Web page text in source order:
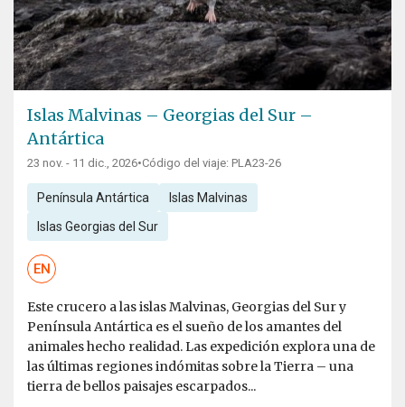
Islas Malvinas – Georgias del Sur –
Antártica
23 nov. - 11 dic., 2026•Código del viaje: PLA23-26
Península Antártica Islas Malvinas
Islas Georgias del Sur
EN
Este crucero a las islas Malvinas, Georgias del Sur y
Península Antártica es el sueño de los amantes del
animales hecho realidad. Las expedición explora una de
las últimas regiones indómitas sobre la Tierra – una
tierra de bellos paisajes escarpados...